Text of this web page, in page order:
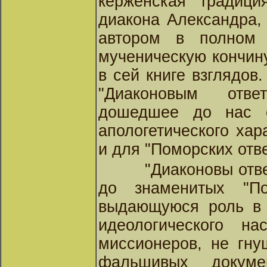
диакона
автором в
мученическую
в сей книге
"Диаконовым
дошедшее до нас
апологетического
и для "Поморских
"Диаконовы
до знаменитых
выдающуюся роль в
идеологического
миссионеров, не
фальшивых